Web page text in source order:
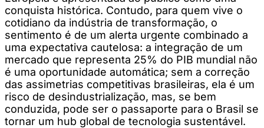
conquista histórica. Contudo, para quem vive o
cotidiano da indústria de transformação, o
sentimento é de um alerta urgente combinado a
uma expectativa cautelosa: a integração de um
mercado que representa 25% do PIB mundial não
é uma oportunidade automática; sem a correção
das assimetrias competitivas brasileiras, ela é um
risco de desindustrialização, mas, se bem
conduzida, pode ser o passaporte para o Brasil se
tornar um hub global de tecnologia sustentável.